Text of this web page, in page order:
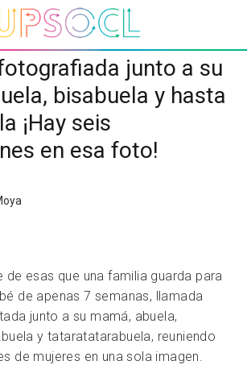
junto a su
bisabuela y hasta
¡Hay seis
en esa foto!
esas que una familia guarda para
de apenas 7 semanas, llamada
junto a su mamá, abuela,
y tataratatarabuela, reuniendo
de mujeres en una sola imagen.